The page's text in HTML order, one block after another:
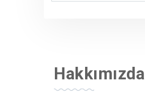
Hakkımızda